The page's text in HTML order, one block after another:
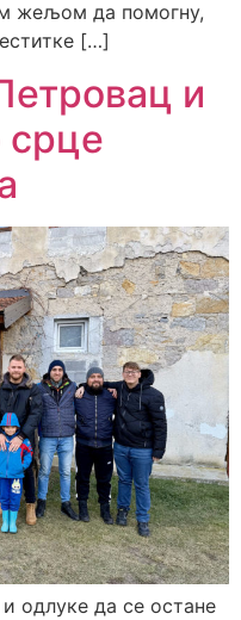
жељом да помогну,
[…]
и
срце
одлуке да се остане